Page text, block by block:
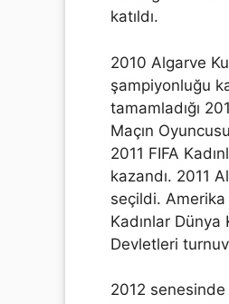
katıldı.
2010 Algarve
şampiyonluğu
tamamladığı
Maçın
2011 FIFA
kazandı. 2011
seçildi. Amerika
Kadınlar Dünya
Devletleri
2012 senesinde